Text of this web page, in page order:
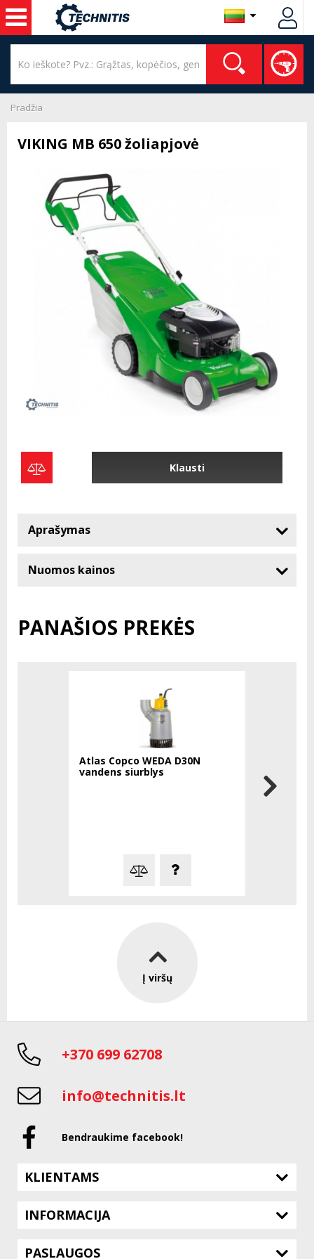
Pradžia
VIKING MB 650 žoliapjovė
Klausti
Aprašymas
Nuomos kainos
PANAŠIOS PREKĖS
Atlas Copco WEDA D30N
vandens siurblys
Į viršų
+370 699 62708
info@technitis.lt
Bendraukime facebook!
KLIENTAMS
INFORMACIJA
PASLAUGOS